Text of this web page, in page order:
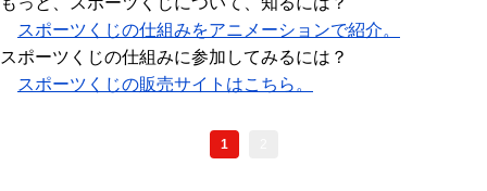
スポーツくじの仕組みをアニメーションで紹介。
スポーツくじの仕組みに参加してみるには？
スポーツくじの販売サイトはこちら。
1